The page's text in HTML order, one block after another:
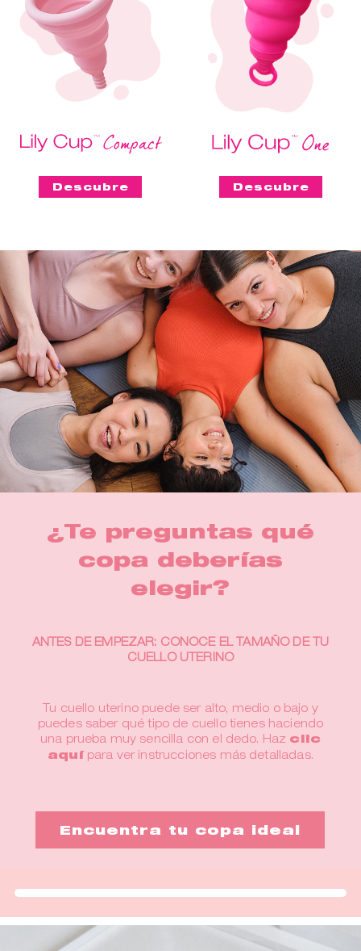
Descubre Descubre
¿Te preguntas qué
copa deberías
elegir?
ANTES DE EMPEZAR: CONOCE EL TAMAÑO DE TU
CUELLO UTERINO
Tu cuello uterino puede ser alto, medio o bajo y
puedes saber qué tipo de cuello tienes haciendo
una prueba muy sencilla con el dedo. Haz clic
aquípara ver instrucciones más detalladas.